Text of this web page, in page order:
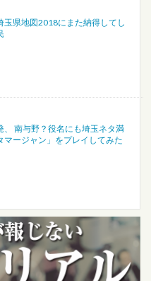
玉県地図2018にまた納得してし
、 南与野？役名にも埼玉ネタ満
マージャン」をプレイしてみた